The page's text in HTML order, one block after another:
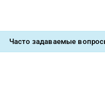
Часто задаваемые